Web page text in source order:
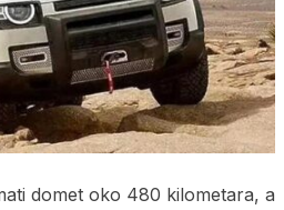
domet oko 480 kilometara, a